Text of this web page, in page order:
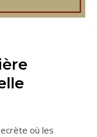
où les